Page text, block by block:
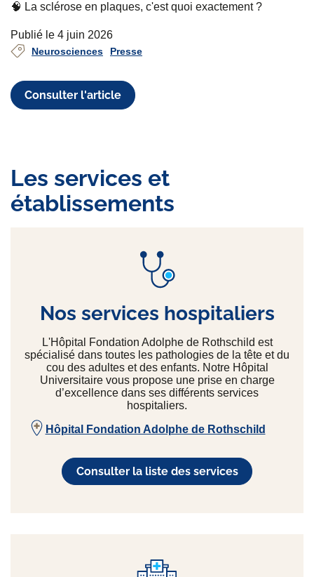
🧠 La sclérose en plaques, c'est quoi exactement ?
Publié le 4 juin 2026
Neurosciences Presse
Consulter l'article
Les services et
établissements
Nos services hospitaliers
L'Hôpital Fondation Adolphe de Rothschild est
spécialisé dans toutes les pathologies de la tête et du
cou des adultes et des enfants. Notre Hôpital
Universitaire vous propose une prise en charge
d’excellence dans ses différents services
hospitaliers.
Hôpital Fondation Adolphe de Rothschild
Consulter la liste des services